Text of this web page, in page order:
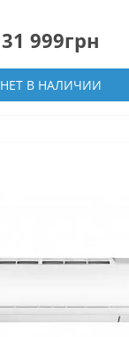
31 999грн
НЕТ В НАЛИЧИИ